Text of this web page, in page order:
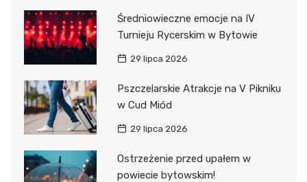
Średniowieczne emocje na IV
Turnieju Rycerskim w Bytowie
29 lipca 2026
Pszczelarskie Atrakcje na V Pikniku
w Cud Miód
29 lipca 2026
Ostrzeżenie przed upałem w
powiecie bytowskim!